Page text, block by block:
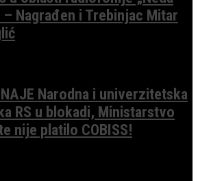
– Nagrađen i Trebinjac Mitar
Narodna i univerzitetska
RS u blokadi, Ministarstvo
nije platilo COBISS!